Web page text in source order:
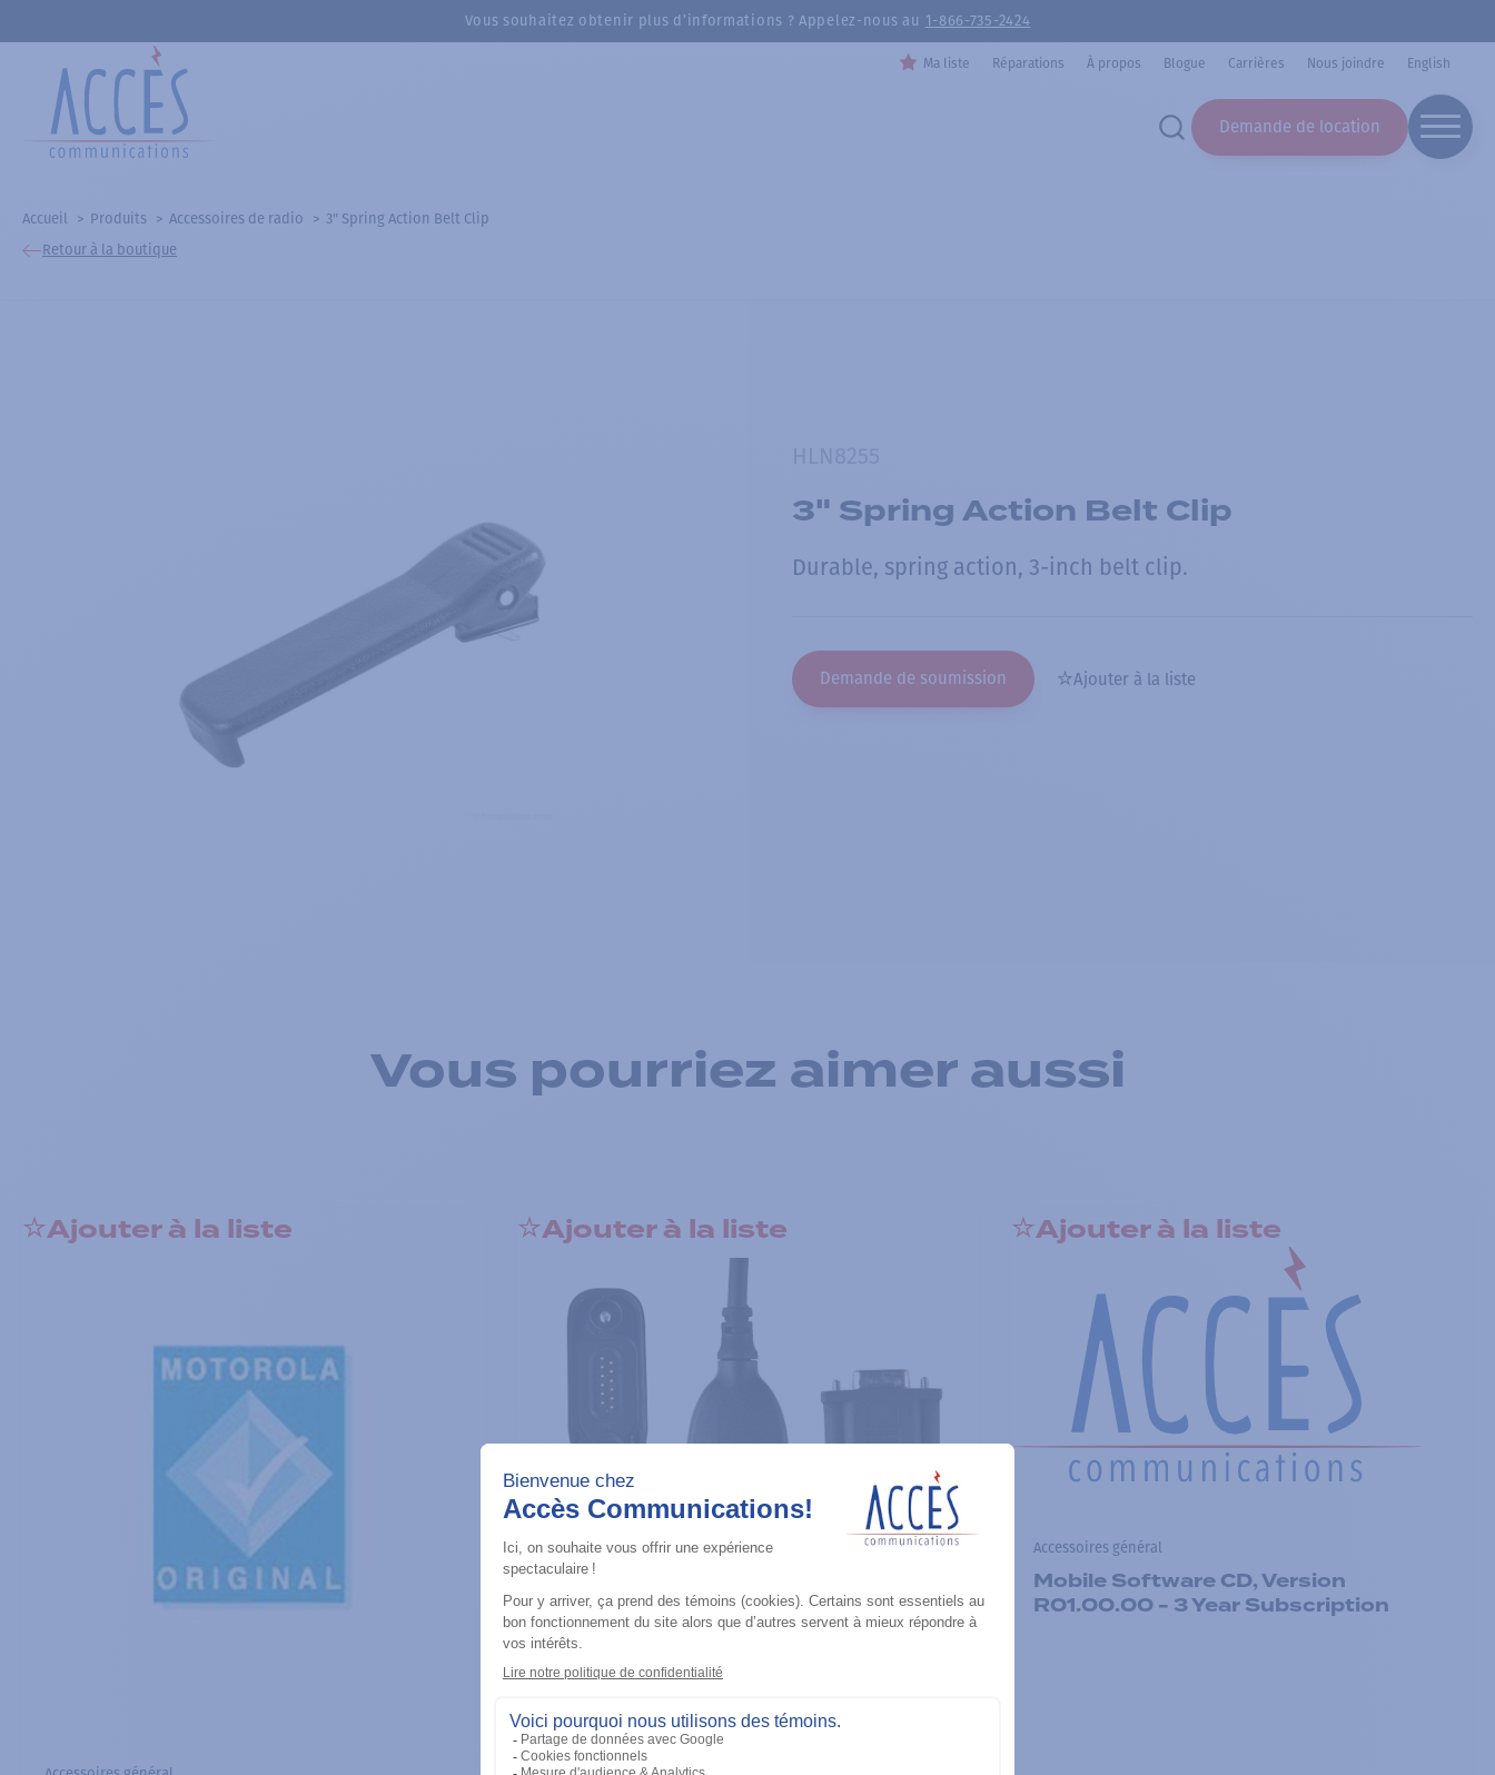
Vous souhaitez obtenir plus d’informations ? Appelez-nous au 1-866-735-2424
Ma liste Réparations À propos Blogue Carrières Nous joindre English
Demande de location
Accueil Produits Accessoires de radio
3" Spring Action Belt Clip
Retour à la boutique
3" Spring Action Belt Clip
Durable, spring action, 3-inch belt clip.
Demande de soumission Ajouter à la liste
Vous pourriez aimer aussi
Ajouter à la liste Ajouter à la liste Ajouter à la liste
Accessoires général
Mobile Software CD, Version
R01.00.00 - 3 Year Subscription